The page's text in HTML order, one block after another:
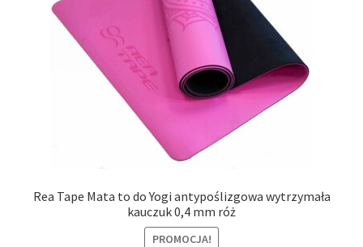
Rea Tape Mata to do Yogi antypoślizgowa wytrzymała
kauczuk 0,4 mm róż
PROMOCJA!